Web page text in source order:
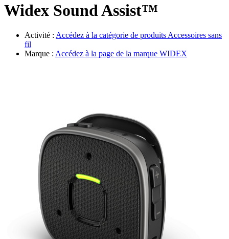
Widex Sound Assist™
Activité : Accédez à la catégorie de produits Accessoires sans
fil
Marque : Accédez à la page de la marque WIDEX